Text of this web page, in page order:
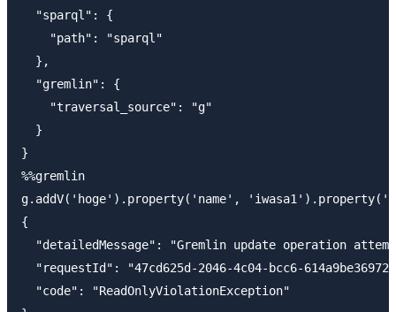
  "sparql": {
    "path": "sparql"
  },
  "gremlin": {
    "traversal_source": "g"
  }
}
%%gremlin
g.addV('hoge').property('name',
{
"detailedMessage": "Gremlin update operation
"requestId": "47cd625d-2046-4c04-bcc6-
  "code": "ReadOnlyViolationException"